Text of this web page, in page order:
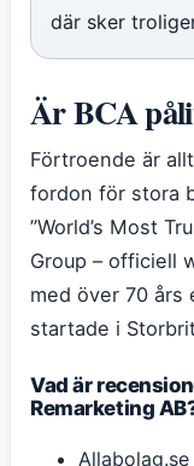
där sker
Är BCA
Förtroende är
fordon för stora
”World’s Most
Group – officiell
med över 70 års
startade i
Vad är
Remarketing